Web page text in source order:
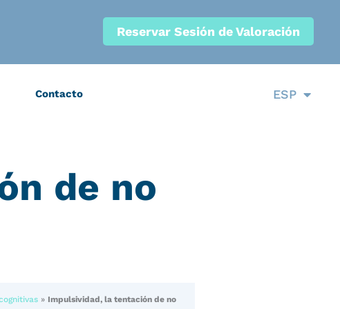
Reservar Sesión de Valoración
Contacto ESP
ENG
de no
» Impulsividad, la tentación de no